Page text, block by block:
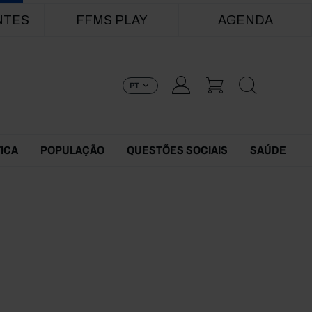
FFMS PLAY AGENDA
PT
POPULAÇÃO QUESTÕES SOCIAIS SAÚDE